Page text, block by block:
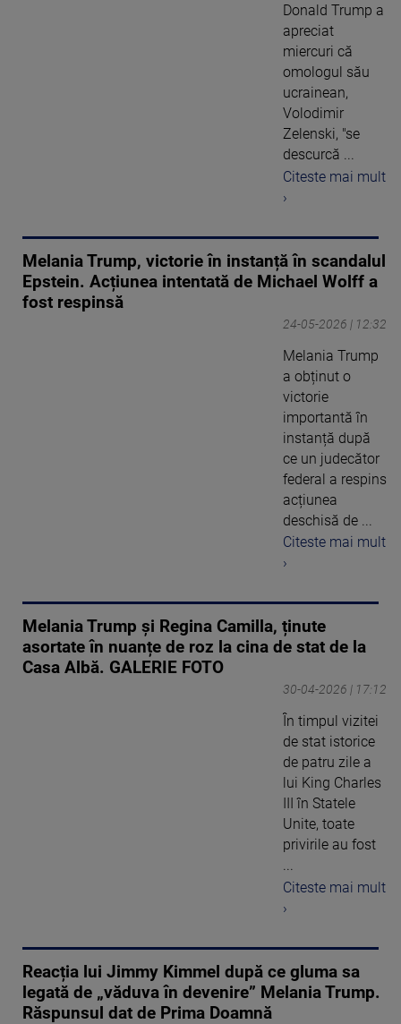
Donald Trump a
apreciat
miercuri că
omologul său
ucrainean,
Volodimir
Zelenski, "se
descurcă ...
Citeste mai mult
›
Melania Trump, victorie în instanță în scandalul
Epstein. Acțiunea intentată de Michael Wolff a
fost respinsă
24-05-2026 | 12:32
Melania Trump
a obținut o
victorie
importantă în
instanță după
ce un judecător
federal a respins
acțiunea
deschisă de ...
Citeste mai mult
›
Melania Trump și Regina Camilla, ținute
asortate în nuanțe de roz la cina de stat de la
Casa Albă. GALERIE FOTO
30-04-2026 | 17:12
În timpul vizitei
de stat istorice
de patru zile a
lui King Charles
III în Statele
Unite, toate
privirile au fost
...
Citeste mai mult
›
Reacția lui Jimmy Kimmel după ce gluma sa
legată de „văduva în devenire” Melania Trump.
Răspunsul dat de Prima Doamnă